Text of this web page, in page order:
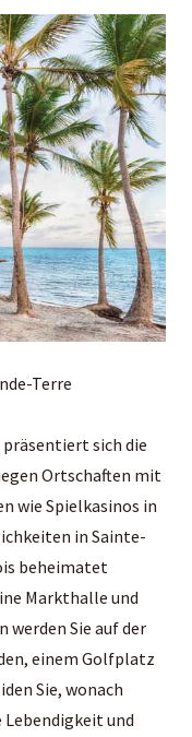
Terre
sich die
Ortschaften mit
wie Spielkasinos in
in Sainte-
beheimatet
Markthalle und
werden Sie auf der
einem Golfplatz
Sie, wonach
Lebendigkeit und